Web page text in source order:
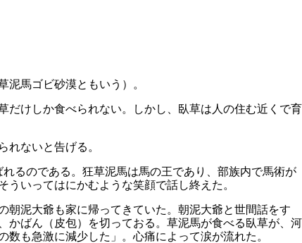
馬ゴビ砂漠ともいう）。
だけしか食べられない。しかし、臥草は人の住む近くで育
ないと告げる。
るのである。狂草泥馬は馬の王であり、部族内で馬術が
いってはにかむような笑顔で話し終えた。
泥大爺も家に帰ってきていた。朝泥大爺と世間話をす
かばん（皮包）を切っておる。草泥馬が食べる臥草が、河
も急激に減少した」。心痛によって涙が流れた。